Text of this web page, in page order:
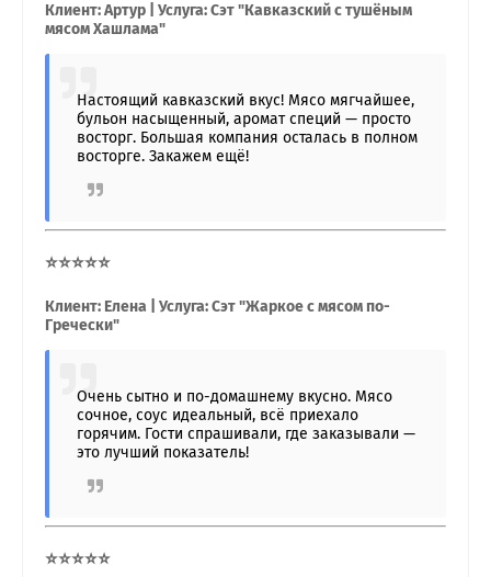
Клиент: Артур | Услуга: Сэт "Кавказский с тушёным
мясом Хашлама"
Настоящий кавказский вкус! Мясо мягчайшее,
бульон насыщенный, аромат специй — просто
восторг. Большая компания осталась в полном
восторге. Закажем ещё!
⭐⭐⭐⭐⭐
Клиент: Елена | Услуга: Сэт "Жаркое с мясом по-
Гречески"
Очень сытно и по-домашнему вкусно. Мясо
сочное, соус идеальный, всё приехало
горячим. Гости спрашивали, где заказывали —
это лучший показатель!
⭐⭐⭐⭐⭐